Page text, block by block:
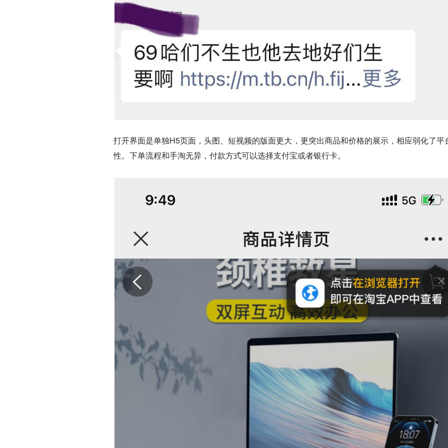
打开界面是单独H5页面，头图、短视频的版面更大， 更突出商品和价格的展示，相应弱化了平
性。 下单流程和手淘无异，付款方式可以选择支付宝或者银行卡。